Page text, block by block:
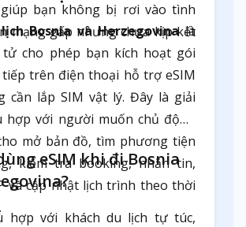
bạn không bị rơi vào tình
mạng gấp nhưng chưa kịp kết
Bosnia và Herzegovinalà
tử cho phép bạn kích hoạt gói
trên điện thoại hỗ trợ eSIM
cần lắp SIM vật lý. Đây là giải
hợp với người muốn chủ động
mở bản đồ, tìm phương tiện
kiểm tra booking, nhắn tin,
và cập nhật lịch trình theo thời
eSIM khi đi Bosnia
hợp với khách du lịch tự túc,